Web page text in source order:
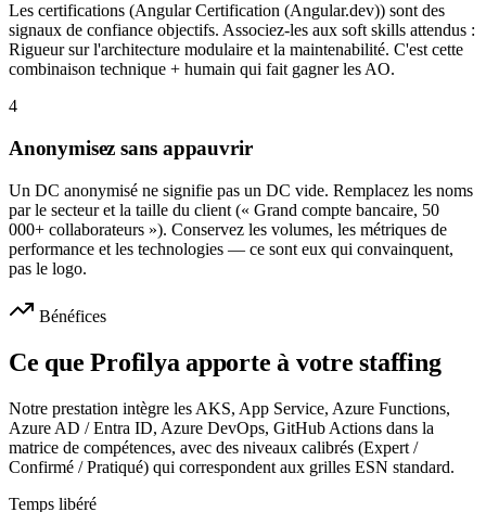
Les certifications (Angular Certification (Angular.dev)) sont des
signaux de confiance objectifs. Associez-les aux soft skills attendus :
Rigueur sur l'architecture modulaire et la maintenabilité. C'est cette
combinaison technique + humain qui fait gagner les AO.
4
Anonymisez sans appauvrir
Un DC anonymisé ne signifie pas un DC vide. Remplacez les noms
par le secteur et la taille du client (« Grand compte bancaire, 50
000+ collaborateurs »). Conservez les volumes, les métriques de
performance et les technologies — ce sont eux qui convainquent,
pas le logo.
Bénéfices
Ce que Profilya apporte à votre staffing
Notre prestation intègre les AKS, App Service, Azure Functions,
Azure AD / Entra ID, Azure DevOps, GitHub Actions dans la
matrice de compétences, avec des niveaux calibrés (Expert /
Confirmé / Pratiqué) qui correspondent aux grilles ESN standard.
Temps libéré